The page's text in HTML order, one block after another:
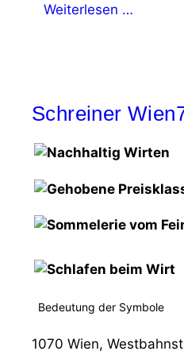
Weiterlesen …
Schreiner
Bedeutung der Symbole
1070 Wien,